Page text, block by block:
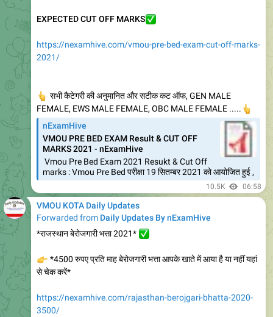
EXPECTED CUT OFF MARKS
✅
https://nexamhive.com/vmou-pre-bed-exam-cut-off-marks-
2021/
सभी कैटेगरी की अनुमानित और सटीक कट ऑफ, GEN MALE
FEMALE, EWS MALE FEMALE, OBC MALE FEMALE .....
👆
nExamHive
VMOU PRE BED EXAM Result & CUT OFF
MARKS 2021 - nExamHive
Vmou Pre Bed Exam 2021 Resukt & Cut Off
marks : Vmou Pre Bed परीक्षा 19 सितम्बर 2021 को आयोजित हुई ,
10.5K 06:58
VMOU KOTA Daily Updates
Forwarded from Daily Updates By nExamHive
*राजस्थान बेरोजगारी भत्ता 2021*
✅
*4500 रुपए प्रति माह बेरोजगारी भत्ता आपके खाते में आया है या नहीं यहां
से चेक करें*
https://nexamhive.com/rajasthan-berojgari-bhatta-2020-
3500/